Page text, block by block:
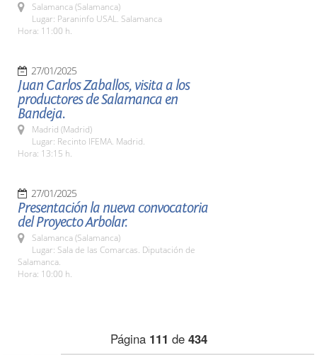
Salamanca (Salamanca)
Lugar: Paraninfo USAL. Salamanca
Hora: 11:00 h.
27/01/2025
Juan Carlos Zaballos, visita a los
productores de Salamanca en
Bandeja.
Madrid (Madrid)
Lugar: Recinto IFEMA. Madrid.
Hora: 13:15 h.
27/01/2025
Presentación la nueva convocatoria
del Proyecto Arbolar.
Salamanca (Salamanca)
Lugar: Sala de las Comarcas. Diputación de
Salamanca.
Hora: 10:00 h.
Página 111 de 434